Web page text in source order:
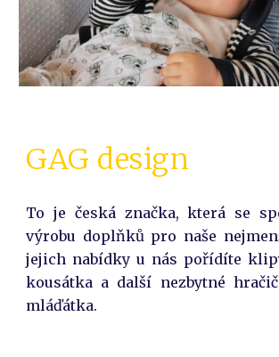
GAG design
To je česká značka, která se
výrobu doplňků pro naše
jejich nabídky u nás pořídíte
kousátka a další nezbytné
mláďátka.